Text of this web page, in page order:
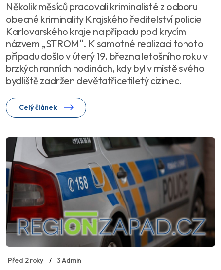
Několik měsíců pracovali kriminalisté z odboru
obecné kriminality Krajského ředitelství policie
Karlovarského kraje na případu pod krycím
názvem „STROM“. K samotné realizaci tohoto
případu došlo v úterý 19. března letošního roku v
brzkých ranních hodinách, kdy byl v místě svého
bydliště zadržen devětatřicetiletý cizinec.
Celý článek
Před 2 roky 3 Admin